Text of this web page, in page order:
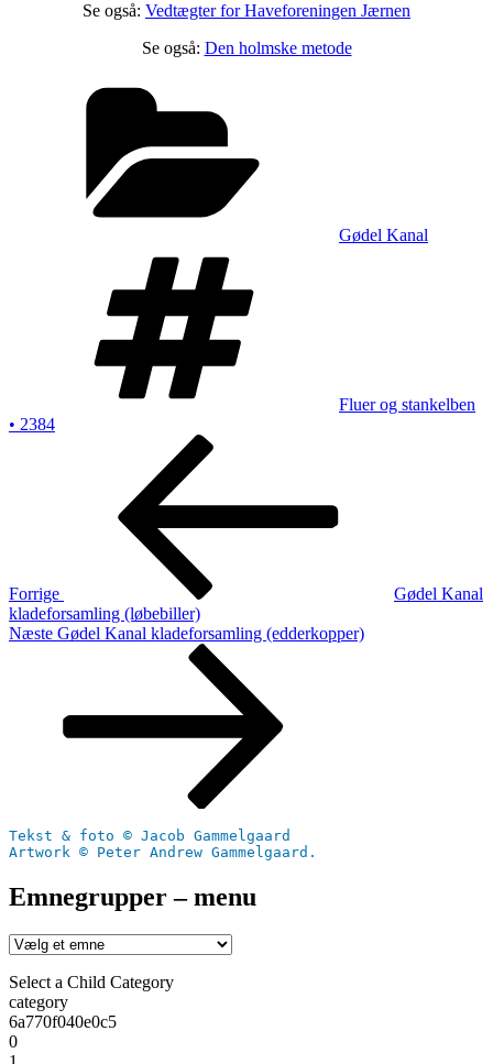
Se også: Vedtægter for Haveforeningen Jærnen
Se også: Den holmske metode
Gødel Kanal
Fluer og stankelben
• 2384
Indlægsnavigation
Forrige
Gødel Kanal
kladeforsamling (løbebiller)
Næste
Næste Gødel Kanal kladeforsamling (edderkopper)
Tekst & foto © Jacob Gammelgaard
Artwork © Peter Andrew Gammelgaard.
Emnegrupper – menu
Select a Child Category
category
6a770f040e0c5
0